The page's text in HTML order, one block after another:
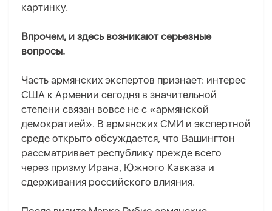
картинку.
Впрочем, и здесь возникают серьезные
вопросы.
Часть армянских экспертов признает: интерес
США к Армении сегодня в значительной
степени связан вовсе не с «армянской
демократией». В армянских СМИ и экспертной
среде открыто обсуждается, что Вашингтон
рассматривает республику прежде всего
через призму Ирана, Южного Кавказа и
сдерживания российского влияния.